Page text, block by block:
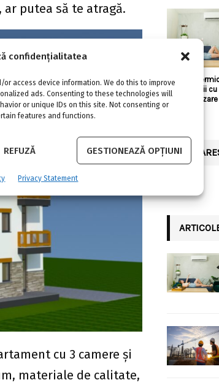
confidențialitatea
access device information. We do this to improve
ads. Consenting to these technologies will
or unique IDs on this site. Not consenting or
features and functions.
REFUZĂ GESTIONEAZĂ OPȚIUNI
Privacy Statement
putea să te atragă.
cu 3 camere și
materiale de calitate,
Confort
timpul verii
de climatizare
Casa...